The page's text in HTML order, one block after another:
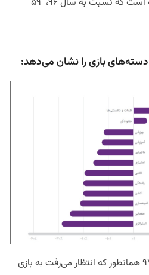
بازی را نشان می‌دهد:
اما پرنصب‌ترین بازی‌ در سال ۹۷ همانطور که انتظار می‌رفت به بازی